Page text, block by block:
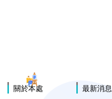
關於本處 最新消息